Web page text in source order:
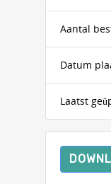
Aantal
Datum
Laatst